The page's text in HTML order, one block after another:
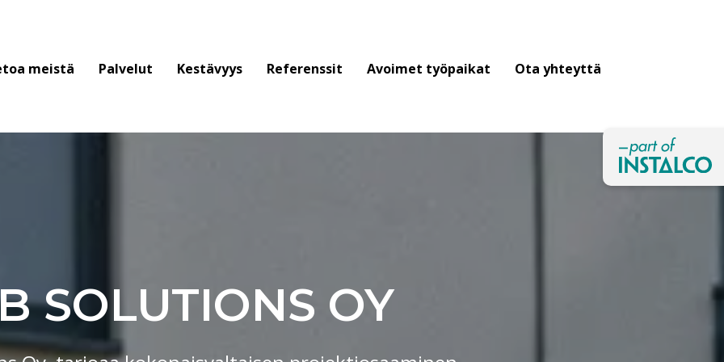
meistä Palvelut Kestävyys Referenssit Avoimet työpaikat Ota yhteyttä
SOLUTIONS OY